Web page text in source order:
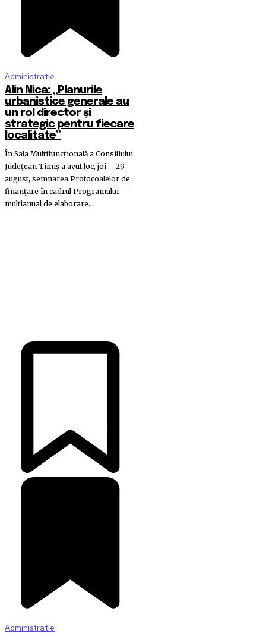
Administratie
Alin Nica: „Planurile
urbanistice generale au
un rol director și
strategic pentru fiecare
localitate”
În Sala Multifuncțională a Consiliului
Județean Timiș a avut loc, joi – 29
august, semnarea Protocoalelor de
finanțare în cadrul Programului
multianual de elaborare...
Administratie